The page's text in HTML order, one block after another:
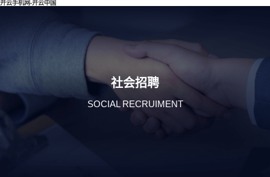
开云手机网-开云中国
社会招聘
SOCIAL RECRUIMENT